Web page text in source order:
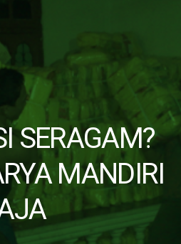
SERAGAM?
MANDIRI